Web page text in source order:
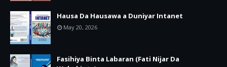
Hausa Da Hausawa a Duniyar Intanet
May 20, 2026
Fasihiya Binta Labaran (Fati Nijar Da